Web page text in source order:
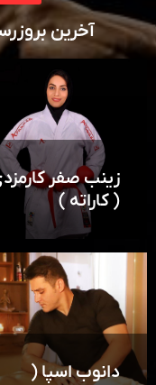
آخرین
زینب صفر
( کاراته )
دانوب اسپا (